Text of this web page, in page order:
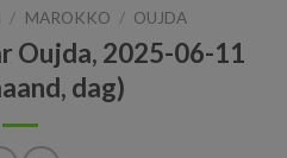
/ MAROKKO / OUJDA
Oujda, 2025-06-11
dag)